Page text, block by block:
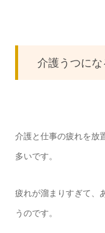
介護うつにな
介護と仕事の疲れを放
多いです。
疲れが溜まりすぎて、
うのです。